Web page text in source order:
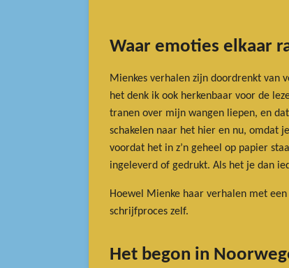
Waar emoties elkaar
Mienkes verhalen zijn doordrenkt van
het denk ik ook herkenbaar voor de
tranen over mijn wangen liepen, en
schakelen naar het hier en nu, omdat
voordat het in z’n geheel op papier
ingeleverd of gedrukt. Als het je dan
Hoewel Mienke haar verhalen met
schrijfproces zelf.
Het begon in